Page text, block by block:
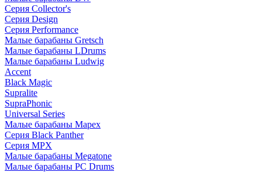
Серия Collector's
Серия Design
Серия Performance
Малые барабаны Gretsch
Малые барабаны LDrums
Малые барабаны Ludwig
Accent
Black Magic
Supralite
SupraPhonic
Universal Series
Малые барабаны Mapex
Серия Black Panther
Серия MPX
Малые барабаны Megatone
Малые барабаны PC Drums